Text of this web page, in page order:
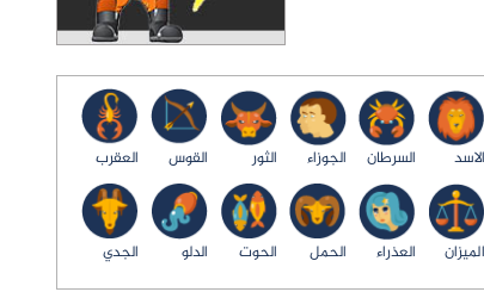
الاسد السرطان الجوزاء الثور القوس العقرب
الميزان العذراء الحمل الحوت الدلو الجدي